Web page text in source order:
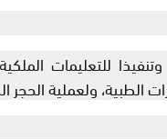
للتعليمات
الطبية، ولعملية